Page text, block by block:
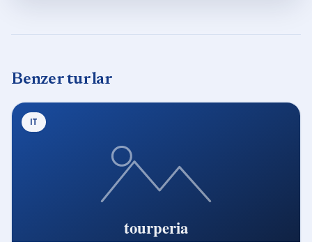
Benzer turlar
IT